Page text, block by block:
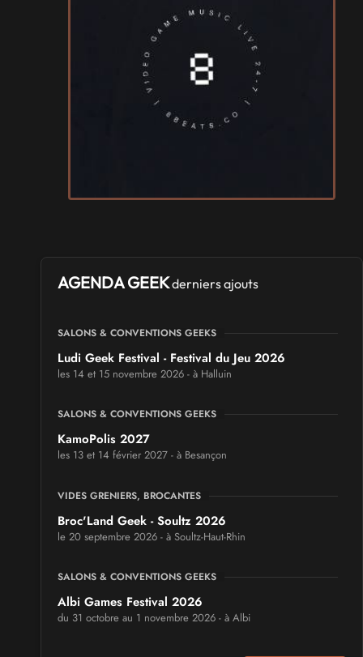
AGENDA GEEKderniers ajouts
SALONS & CONVENTIONS GEEKS
Ludi Geek Festival - Festival du Jeu 2026
les 14 et 15 novembre 2026 - à Halluin
SALONS & CONVENTIONS GEEKS
KamoPolis 2027
les 13 et 14 février 2027 - à Besançon
VIDES GRENIERS, BROCANTES
Broc'Land Geek - Soultz 2026
le 20 septembre 2026 - à Soultz-Haut-Rhin
SALONS & CONVENTIONS GEEKS
Albi Games Festival 2026
du 31 octobre au 1 novembre 2026 - à Albi